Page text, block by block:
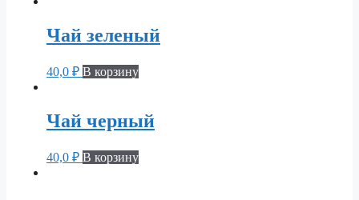
Чай зеленый
40,0 ₽ В корзину
Чай черный
40,0 ₽ В корзину